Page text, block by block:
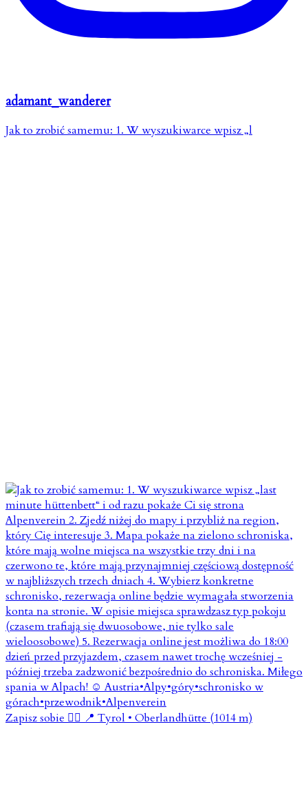
adamant_wanderer
Jak to zrobić samemu: 1. W wyszukiwarce wpisz „l
Zapisz sobie 👇🏼 📍 Tyrol • Oberlandhütte (1014 m)